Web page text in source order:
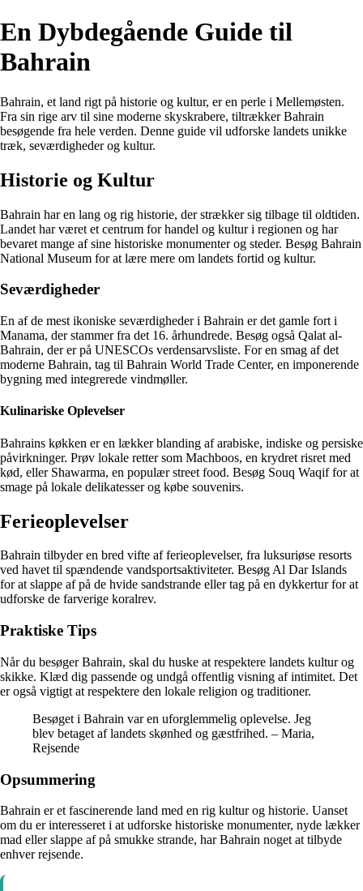
En Dybdegående Guide til
Bahrain
Bahrain, et land rigt på historie og kultur, er en perle i Mellemøsten.
Fra sin rige arv til sine moderne skyskrabere, tiltrækker Bahrain
besøgende fra hele verden. Denne guide vil udforske landets unikke
træk, seværdigheder og kultur.
Historie og Kultur
Bahrain har en lang og rig historie, der strækker sig tilbage til oldtiden.
Landet har været et centrum for handel og kultur i regionen og har
bevaret mange af sine historiske monumenter og steder. Besøg Bahrain
National Museum for at lære mere om landets fortid og kultur.
Seværdigheder
En af de mest ikoniske seværdigheder i Bahrain er det gamle fort i
Manama, der stammer fra det 16. århundrede. Besøg også Qalat al-
Bahrain, der er på UNESCOs verdensarvsliste. For en smag af det
moderne Bahrain, tag til Bahrain World Trade Center, en imponerende
bygning med integrerede vindmøller.
Kulinariske Oplevelser
Bahrains køkken er en lækker blanding af arabiske, indiske og persiske
påvirkninger. Prøv lokale retter som Machboos, en krydret risret med
kød, eller Shawarma, en populær street food. Besøg Souq Waqif for at
smage på lokale delikatesser og købe souvenirs.
Ferieoplevelser
Bahrain tilbyder en bred vifte af ferieoplevelser, fra luksuriøse resorts
ved havet til spændende vandsportsaktiviteter. Besøg Al Dar Islands
for at slappe af på de hvide sandstrande eller tag på en dykkertur for at
udforske de farverige koralrev.
Praktiske Tips
Når du besøger Bahrain, skal du huske at respektere landets kultur og
skikke. Klæd dig passende og undgå offentlig visning af intimitet. Det
er også vigtigt at respektere den lokale religion og traditioner.
Besøget i Bahrain var en uforglemmelig oplevelse. Jeg
blev betaget af landets skønhed og gæstfrihed. – Maria,
Rejsende
Opsummering
Bahrain er et fascinerende land med en rig kultur og historie. Uanset
om du er interesseret i at udforske historiske monumenter, nyde lækker
mad eller slappe af på smukke strande, har Bahrain noget at tilbyde
enhver rejsende.